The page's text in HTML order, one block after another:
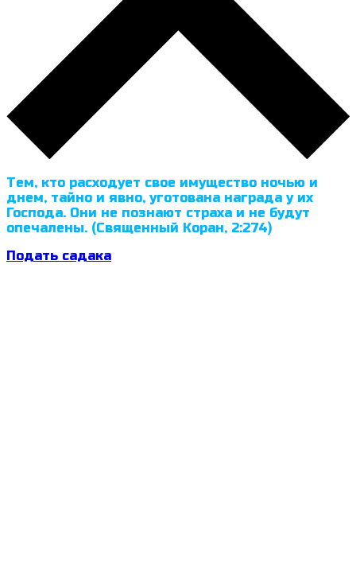
Тем, кто расходует свое имущество ночью и
днем, тайно и явно, уготована награда у их
Господа. Они не познают страха и не будут
опечалены. (Священный Коран, 2:274)
Подать садака